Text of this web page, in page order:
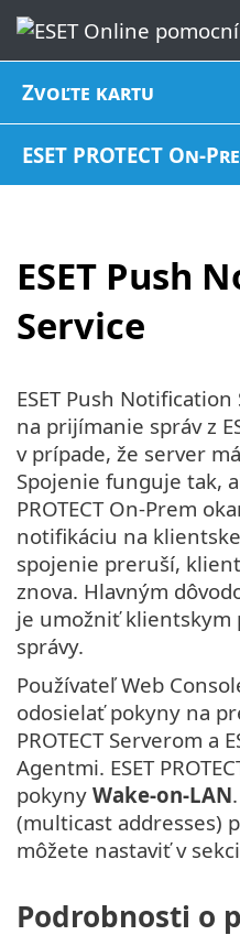
Zvoľte kartu
ESET PROTECT On-
ESET Push
Service
ESET Push Notification
na prijímanie správ z
v prípade, že server
Spojenie funguje tak,
PROTECT On-Prem
notifikáciu na
spojenie preruší,
znova. Hlavným
je umožniť klientskym
správy.
Používateľ Web
odosielať pokyny na
PROTECT Serverom a
Agentmi. ESET
pokyny Wake‑on‑LAN
(multicast addresses)
môžete nastaviť v
Podrobnosti o